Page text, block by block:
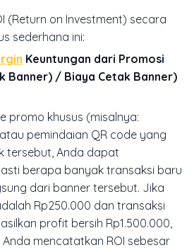
(Return on Investment) secara
sederhana ini:
Keuntungan dari Promosi
Banner) / Biaya Cetak Banner)
promo khusus (misalnya:
atau pemindaian QR code yang
tersebut, Anda dapat
berapa banyak transaksi baru
dari banner tersebut. Jika
Rp250.000 dan transaksi
profit bersih Rp1.500.000,
mencatatkan ROI sebesar